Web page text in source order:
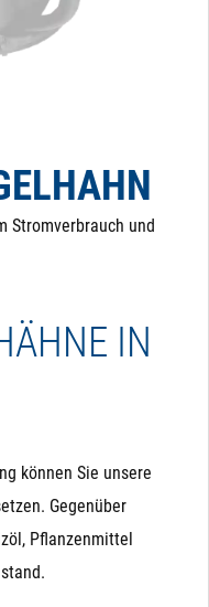
Stromverbrauch und
IN
können Sie unsere
Gegenüber
Pflanzenmittel